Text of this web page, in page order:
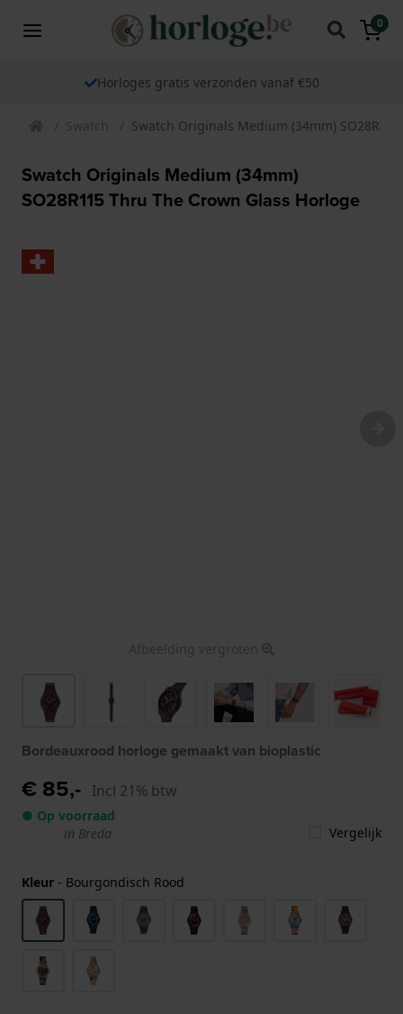
0
Horloges gratis verzonden vanaf €50
Swatch Swatch Originals Medium (34mm)
Swatch Originals Medium (34mm)
SO28R115 Thru The Crown Glass Horloge
Afbeelding vergroten
Bordeauxrood horloge gemaakt van bioplastic
€ 85,- Incl 21% btw
● Op voorraad
in Breda
Vergelijk
Kleur - Bourgondisch Rood